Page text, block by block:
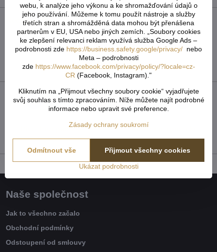
Recenze 0
Zatím bez hodnocení. Buďte první!
Přidat recenzi
FacebookTwitter BlueskyPinterestRedditLinkedInWhatsApp
E-
Předchozí produkt Následující produkt
Naše společnost
Jak to všechno začalo
Obchodní podmínky
Odstoupení od smlouvy
webu, k analýze jeho výkonu a ke shromažďování údajů o
jeho používání. Můžeme k tomu použít nástroje a služby
třetích stran a shromážděná data mohou být přenášena
partnerům v EU, USA nebo jiných zemích. „Soubory cookies
ke zlepšení relevanci reklam využívá služba Google Ads –
podrobnosti zde https://business.safety.google/privacy/ nebo
Meta – podrobnosti
zde https://www.facebook.com/privacy/policy/?locale=cz-
CR (Facebook, Instagram)."
Kliknutím na „Přijmout všechny soubory cookie“ vyjadřujete
svůj souhlas s tímto zpracováním. Níže můžete najít podrobné
informace nebo upravit své preference.
Zásady ochrany soukromí
Ukázat podrobnosti
Přijmout všechny cookies
Odmítnout vše